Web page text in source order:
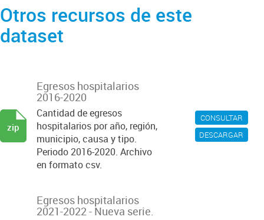
Otros recursos de este
dataset
CONSULTAR
DESCARGAR
Egresos hospitalarios
2016-2020
Cantidad de egresos
hospitalarios por año, región,
municipio, causa y tipo.
Periodo 2016-2020. Archivo
en formato csv.
zip
Egresos hospitalarios
2021-2022 - Nueva serie.